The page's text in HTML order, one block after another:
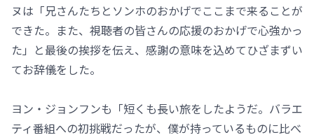
ヌは「兄さんたちとソンホのおかげでここまで来ることが
できた。また、視聴者の皆さんの応援のおかげで心強かっ
た」と最後の挨拶を伝え、感謝の意味を込めてひざまずい
てお辞儀をした。
ヨン・ジョンフンも「短くも長い旅をしたようだ。バラエ
ティ番組への初挑戦だったが、僕が持っているものに比べ